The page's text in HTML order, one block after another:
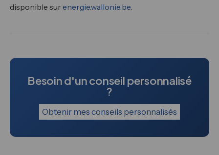
disponible sur energie.wallonie.be.
Besoin d'un conseil personnalisé
?
Obtenir mes conseils personnalisés